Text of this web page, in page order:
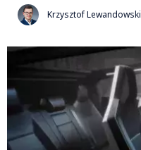
Krzysztof Lewandowski